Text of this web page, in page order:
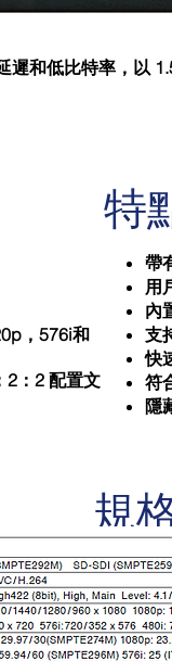
遲和低比特率，以
特
，576i和
2：2 配置文
帶
用
內
支
快
符
隱
規